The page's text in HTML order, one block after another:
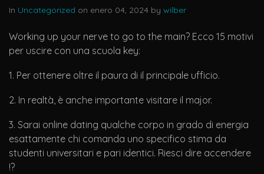
In Uncategorized on enero 04, 2024 by wilber
Working up your nerve to go to the main? Ecco 15 motivi
per uscire con una scuola key:
1. Per ottenere oltre il paura di il principale ufficio.
2. In realtà, è anche importante visitare il major.
3. Sarai online dating qualche corpo in grado di energia
esattamente chi comanda uno specifico stima da
studenti universitari e pari identici. Riesci dire accendere
!?